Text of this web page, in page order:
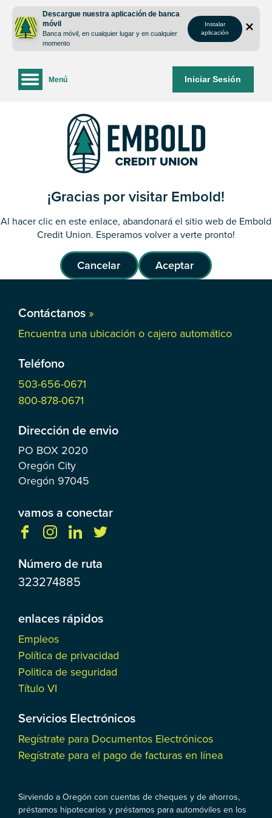
contenido
inicio
Descargue nuestra aplicación de banca
móvil
Banca móvil, en cualquier lugar y en cualquier
momento
Instalar
aplicación
Iniciar Sesión
Menú
¡Gracias por visitar Embold!
Al hacer clic en este enlace, abandonará el sitio web de Embold
Credit Union. Esperamos volver a verte pronto!
Cancelar Aceptar
Contáctanos »
Encuentra una ubicación o cajero automático
Teléfono
503-656-0671
800-878-0671
Dirección de envio
PO BOX 2020
Oregón City
Oregón 97045
vamos a conectar
Número de ruta
323274885
enlaces rápidos
Empleos
Política de privacidad
Politica de seguridad
Título VI
Servicios Electrónicos
Regístrate para Documentos Electrónicos
Regístrate para el pago de facturas en línea
Sirviendo a Oregón con cuentas de cheques y de ahorros,
préstamos hipotecarios y préstamos para automóviles en los